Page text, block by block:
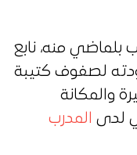
بلماضي منه، نابع
لصفوف كتيبة
والمكانة
لدى المدرب